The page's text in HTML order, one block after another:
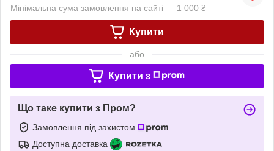
Мінімальна сума замовлення на сайті — 1 000 ₴
Купити
або
Купити з
Що таке купити з Пром?
Замовлення під захистом
Доступна доставка